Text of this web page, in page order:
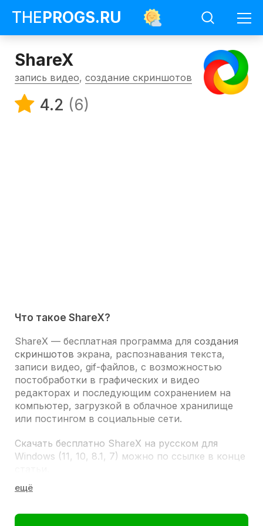
THEPROGS.RU
ShareX
запись видео, создание скриншотов
4.2 (6)
Что такое ShareX?
ShareX — бесплатная программа для создания
скриншотов экрана, распознавания текста,
записи видео, gif-файлов, с возможностью
постобработки в графических и видео
редакторах и последующим сохранением на
компьютер, загрузкой в облачное хранилище
или постингом в социальные сети.
Скачать бесплатно ShareX на русском для
Windows (11, 10, 8.1, 7) можно по ссылке в конце
ВОЗМОЖНОСТИ